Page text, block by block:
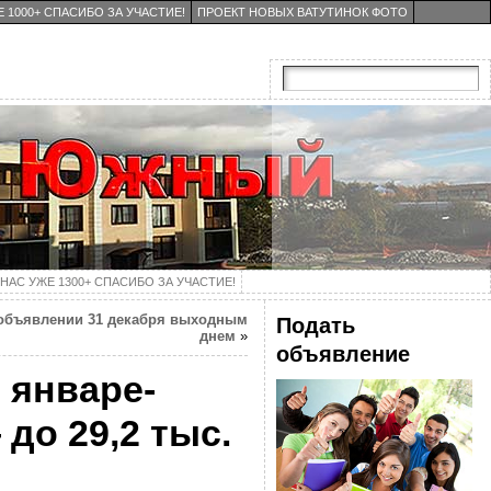
1000+ СПАСИБО ЗА УЧАСТИЕ! ПРОЕКТ НОВЫХ ВАТУТИНОК ФОТО
НАС УЖЕ 1300+ СПАСИБО ЗА УЧАСТИЕ!
31 декабря выходным
днем »
до 29,2 тыс.
Подать
объявление